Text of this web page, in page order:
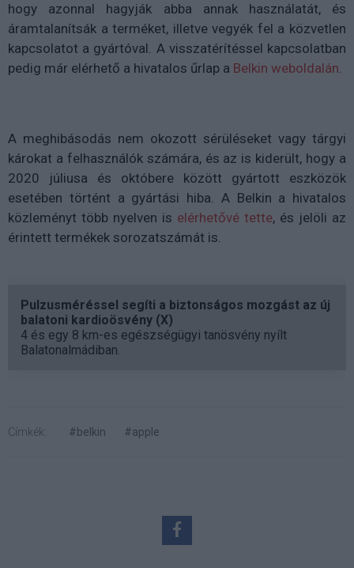
hogy azonnal hagyják abba annak használatát, és
áramtalanítsák a terméket, illetve vegyék fel a közvetlen
kapcsolatot a gyártóval. A visszatérítéssel kapcsolatban
pedig már elérhető a hivatalos űrlap a Belkin weboldalán.
A meghibásodás nem okozott sérüléseket vagy tárgyi
károkat a felhasználók számára, és az is kiderült, hogy a
2020 júliusa és októbere között gyártott eszközök
esetében történt a gyártási hiba. A Belkin a hivatalos
közleményt több nyelven is elérhetővé tette, és jelöli az
érintett termékek sorozatszámát is.
Pulzusméréssel segíti a biztonságos mozgást az új
balatoni kardioösvény (X)
4 és egy 8 km-es egészségügyi tanösvény nyílt
Balatonalmádiban.
Címkék: #belkin #apple